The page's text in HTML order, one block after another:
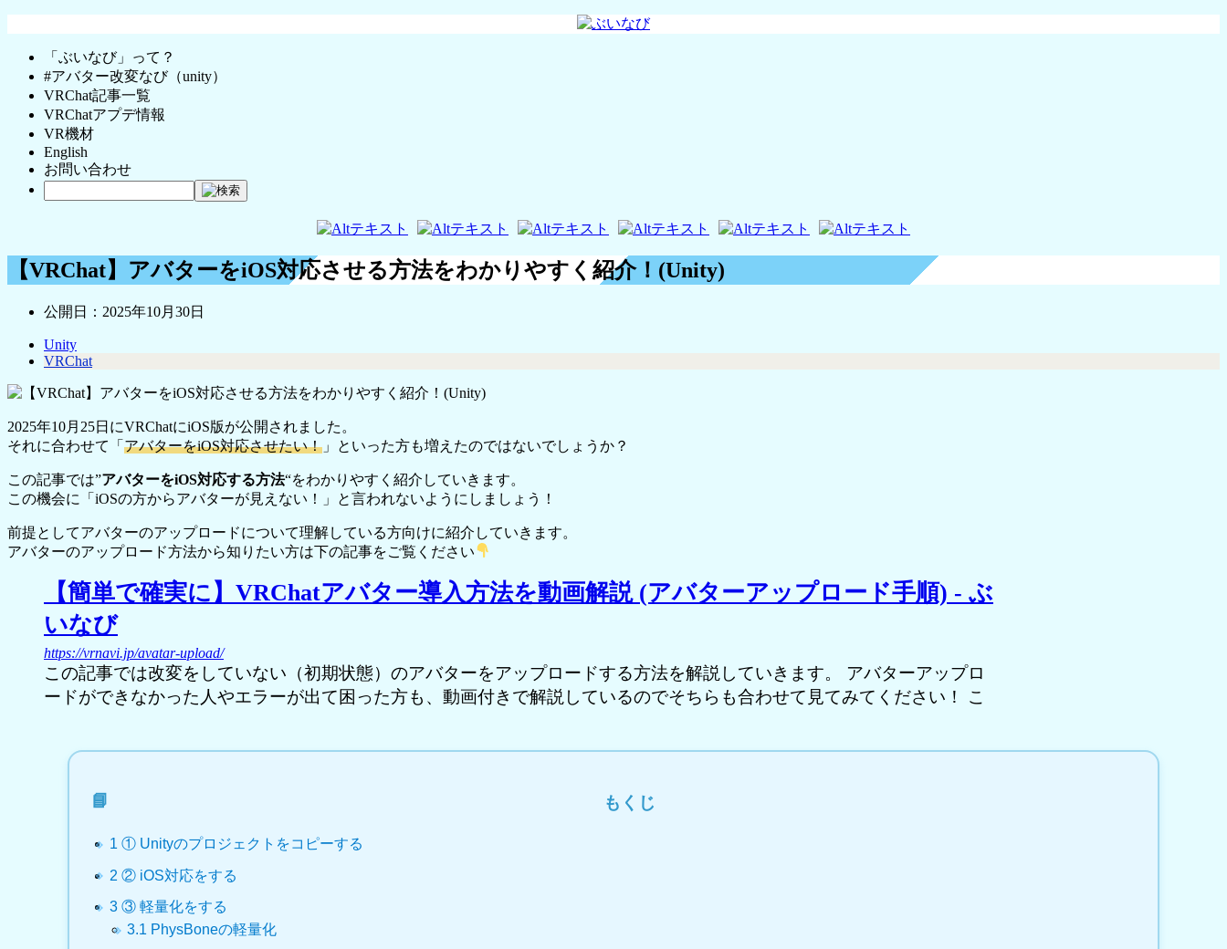
「ぶいなび」って？
#アバター改変なび（unity）
VRChat記事一覧
VRChatアプデ情報
VR機材
English
お問い合わせ
【VRChat】アバターをiOS対応させる方法をわかりやすく紹介！(Unity)
公開日： 2025年10月30日
Unity
VRChat
2025年10月25日にVRChatにiOS版が公開されました。
それに合わせて「 アバターをiOS対応させたい！ 」といった方も増えたのではないでしょうか？
この記事では”アバターをiOS対応する方法“をわかりやすく紹介していきます。
この機会に「iOSの方からアバターが見えない！」と言われないようにしましょう！
前提としてアバターのアップロードについて理解している方向けに紹介していきます。
アバターのアップロード方法から知りたい方は下の記事をご覧ください
【簡単で確実に】VRChatアバター導入方法を動画解説 (アバターアップロード手順) - ぶ
いなび
https://vrnavi.jp/avatar-upload/
この記事では改変をしていない（初期状態）のアバターをアップロードする方法を解説していきます。 アバターアップロ
ードができなかった人やエラーが出て困った方も、動画付きで解説しているのでそちらも合わせて見てみてください！ こ
もくじ
1 ① Unityのプロジェクトをコピーする
2 ② iOS対応をする
3③ 軽量化をする
3.1 PhysBoneの軽量化